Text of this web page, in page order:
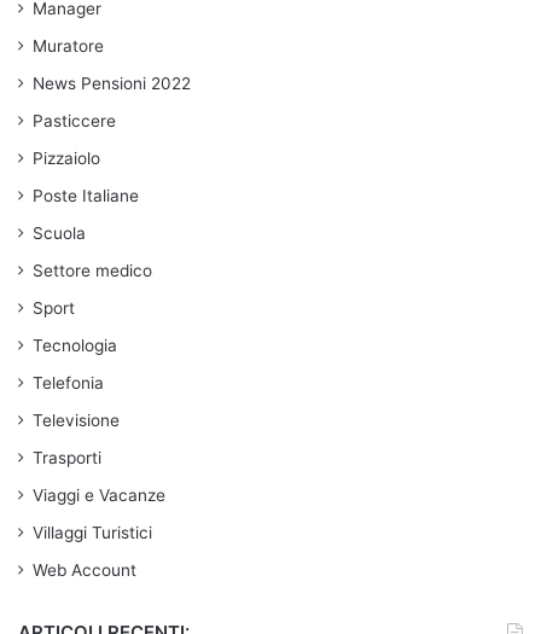
Manager
Muratore
News Pensioni 2022
Pasticcere
Pizzaiolo
Poste Italiane
Scuola
Settore medico
Sport
Tecnologia
Telefonia
Televisione
Trasporti
Viaggi e Vacanze
Villaggi Turistici
Web Account